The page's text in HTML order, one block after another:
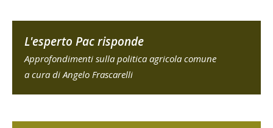
L'esperto Pac risponde
Approfondimenti sulla politica agricola comune
a cura di Angelo Frascarelli